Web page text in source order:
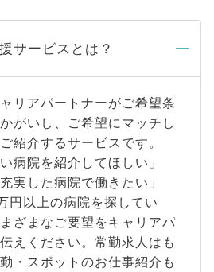
サービスとは？
リアパートナーがご希望条
がいし、ご希望にマッチし
紹介するサービスです。
病院を紹介してほしい」
実した病院で働きたい」
円以上の病院を探してい
ざまなご要望をキャリアパ
えください。常勤求人はも
・スポットのお仕事紹介も